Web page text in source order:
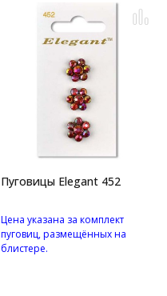
Пуговицы Elegant 452
Цена указана за комплект
пуговиц, размещённых на
блистере.